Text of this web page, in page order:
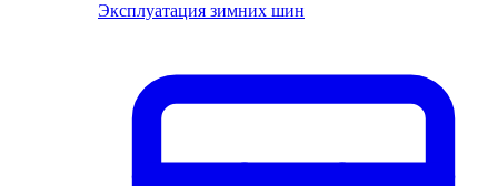
Эксплуатация зимних шин